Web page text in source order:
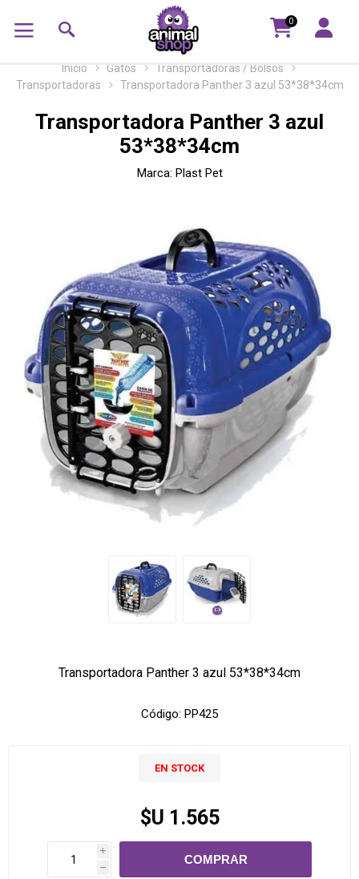
0
Inicio Gatos
Transportadoras / Bolsos
Transportadoras
Transportadora Panther 3 azul 53*38*34cm
Transportadora Panther 3 azul
53*38*34cm
Marca: Plast Pet
Transportadora Panther 3 azul 53*38*34cm
Código: PP425
EN STOCK
$U 1.565
i
h